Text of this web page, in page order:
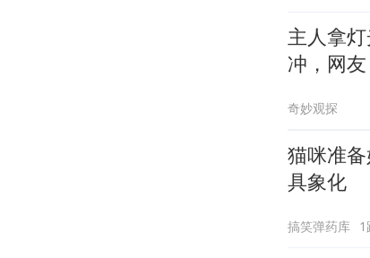
主人拿
冲，网
奇妙观探
猫咪准
具象化
搞笑弹药库 1